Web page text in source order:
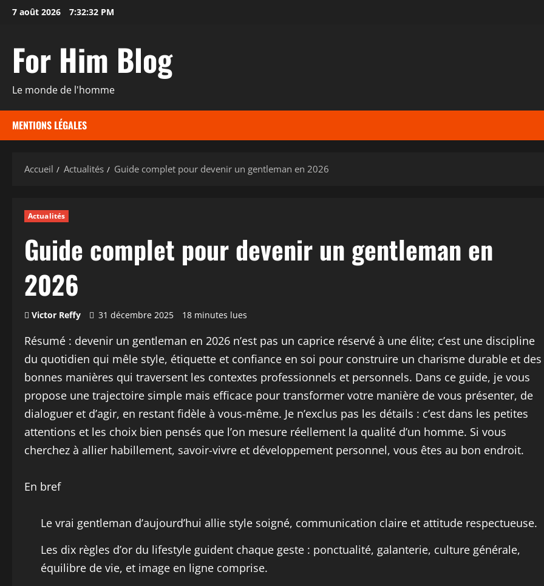
Aller7 août 2026 7:32:33 PM
For Him Blog
Le monde de l'homme
MENTIONS LÉGALES
Accueil Actualités Guide complet pour devenir un gentleman en 2026
Actualités
Guide complet pour devenir un gentleman en
2026
Victor Reffy 31 décembre 2025 18 minutes lues
Résumé : devenir un gentleman en 2026 n’est pas un caprice réservé à une élite; c’est une discipline
du quotidien qui mêle style, étiquette et confiance en soi pour construire un charisme durable et des
bonnes manières qui traversent les contextes professionnels et personnels. Dans ce guide, je vous
propose une trajectoire simple mais efficace pour transformer votre manière de vous présenter, de
dialoguer et d’agir, en restant fidèle à vous-même. Je n’exclus pas les détails : c’est dans les petites
attentions et les choix bien pensés que l’on mesure réellement la qualité d’un homme. Si vous
cherchez à allier habillement, savoir-vivre et développement personnel, vous êtes au bon endroit.
En bref
Le vrai gentleman d’aujourd’hui allie style soigné, communication claire et attitude respectueuse.
Les dix règles d’or du lifestyle guident chaque geste : ponctualité, galanterie, culture générale,
équilibre de vie, et image en ligne comprise.